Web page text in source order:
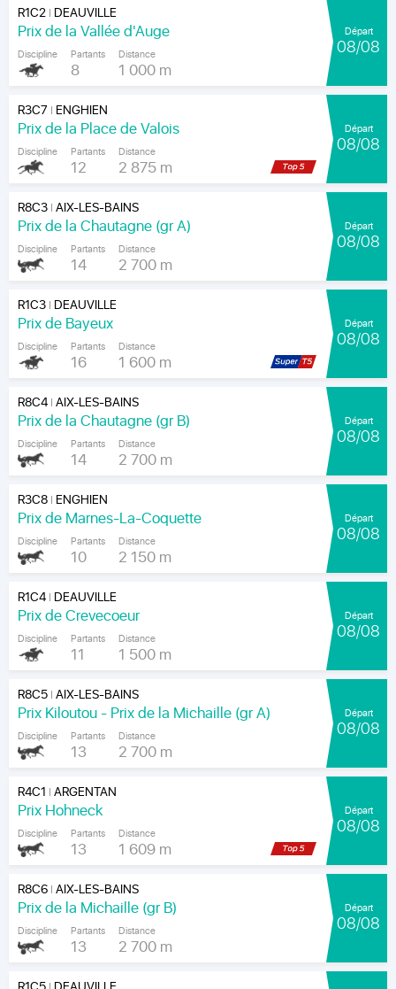
R1C2| DEAUVILLE
Prix de la Vallée d'Auge
Discipline Partants
8
Distance
1 000 m
Départ
08/08
R3C7 | ENGHIEN
Prix de la Place de Valois
Discipline Partants
12
Distance
2 875 m
Départ
08/08
R8C3|AIX-LES-BAINS
Prix de la Chautagne (gr A)
Discipline Partants
14
Distance
2 700 m
Départ
08/08
R1C3| DEAUVILLE
Prix de Bayeux
Discipline Partants
16
Distance
1 600 m
Départ
08/08
R8C4|AIX-LES-BAINS
Prix de la Chautagne (gr B)
Discipline Partants
14
Distance
2 700 m
Départ
08/08
R3C8| ENGHIEN
Prix de Marnes-La-Coquette
Discipline Partants
10
Distance
2 150 m
Départ
08/08
R1C4| DEAUVILLE
Prix de Crevecoeur
Discipline Partants
11
Distance
1 500 m
Départ
08/08
R8C5|AIX-LES-BAINS
Prix Kiloutou - Prix de la Michaille (gr A)
Discipline Partants
13
Distance
2 700 m
Départ
08/08
R4C1 |ARGENTAN
Prix Hohneck
Discipline Partants
13
Distance
1 609 m
Départ
08/08
R8C6|AIX-LES-BAINS
Prix de la Michaille (gr B)
Discipline Partants
13
Distance
2 700 m
Départ
08/08